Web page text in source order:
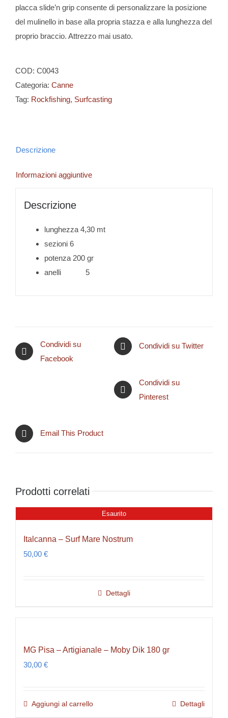
placca slide’n grip consente di personalizzare la posizione
del mulinello in base alla propria stazza e alla lunghezza del
proprio braccio. Attrezzo mai usato.
COD: C0043
Categoria: Canne
Tag: Rockfishing, Surfcasting
Descrizione
Informazioni aggiuntive
Descrizione
lunghezza 4,30 mt
sezioni 6
potenza 200 gr
anelli 5
Condividi su
Facebook
Condividi su Twitter
Condividi su
Pinterest
Email This Product
Prodotti correlati
Esaurito
Italcanna – Surf Mare Nostrum
50,00 €
Dettagli
MG Pisa – Artigianale – Moby Dik 180 gr
30,00 €
Aggiungi al carrello Dettagli